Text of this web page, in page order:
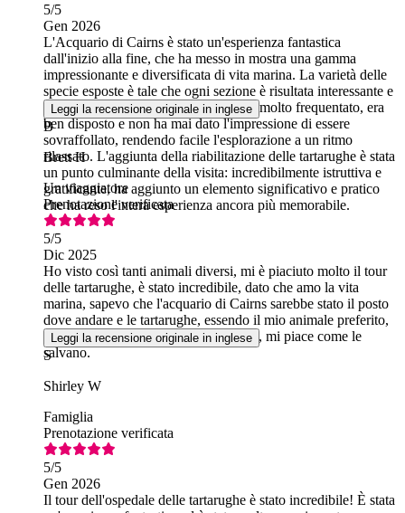
5/5
Gen 2026
L'Acquario di Cairns è stato un'esperienza fantastica
dall'inizio alla fine, che ha messo in mostra una gamma
impressionante e diversificata di vita marina. La varietà delle
specie esposte è tale che ogni sezione è risultata interessante e
coinvolgente. Anche se l'acquario era molto frequentato, era
ben disposto e non ha mai dato l'impressione di essere
sovraffollato, rendendo facile l'esplorazione a un ritmo
rilassato. L'aggiunta della riabilitazione delle tartarughe è stata
un punto culminante della visita: incredibilmente istruttiva e
gratificante, ha aggiunto un elemento significativo e pratico
che ha reso l'intera esperienza ancora più memorabile.
Leggi la recensione originale in inglese
B
Brett H
Un viaggiatore
Prenotazione verificata
5/5
Dic 2025
Ho visto così tanti animali diversi, mi è piaciuto molto il tour
delle tartarughe, è stato incredibile, dato che amo la vita
marina, sapevo che l'acquario di Cairns sarebbe stato il posto
dove andare e le tartarughe, essendo il mio animale preferito,
dovevo andare al tour delle tartarughe, mi piace come le
salvano.
Leggi la recensione originale in inglese
S
Shirley W
Famiglia
Prenotazione verificata
5/5
Gen 2026
Il tour dell'ospedale delle tartarughe è stato incredibile! È stata